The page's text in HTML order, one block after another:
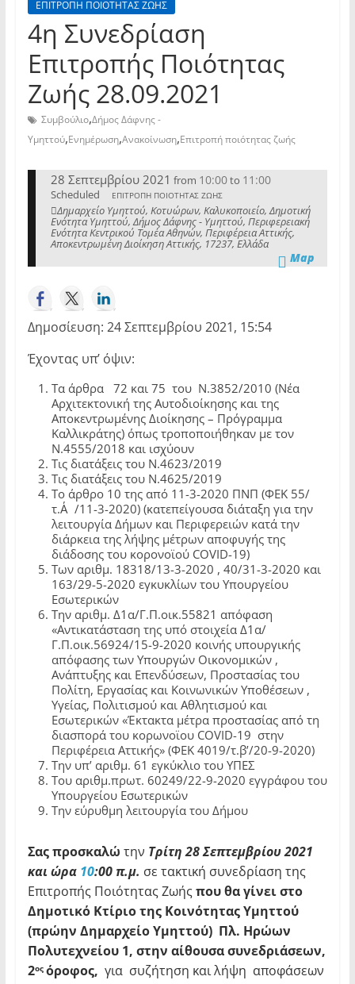
ΕΠΙΤΡΟΠΗ ΠΟΙΟΤΗΤΑΣ ΖΩΗΣ
4η Συνεδρίαση
Επιτροπής Ποιότητας
Ζωής 28.09.2021
Συμβούλιο,Δήμος Δάφνης -
Υμηττού,Ενημέρωση,Ανακοίνωση,Επιτροπή ποιότητας ζωής
28 Σεπτεμβρίου 2021 from 10:00to 11:00
Scheduled ΕΠΙΤΡΟΠΗ ΠΟΙΟΤΗΤΑΣ ΖΩΗΣ
Δημαρχείο Υμηττού, Κοτυώρων, Καλυκοποιείο, Δημοτική
Ενότητα Υμηττού, Δήμος Δάφνης - Υμηττού, Περιφερειακή
Ενότητα Κεντρικού Τομέα Αθηνών, Περιφέρεια Αττικής,
Αποκεντρωμένη Διοίκηση Αττικής, 17237, Ελλάδα
Map
Δημοσίευση: 24 Σεπτεμβρίου 2021, 15:54
Έχοντας υπ’ όψιν:
Τα άρθρα 72 και 75 του Ν.3852/2010 (Νέα
Αρχιτεκτονική της Αυτοδιοίκησης και της
Αποκεντρωμένης Διοίκησης – Πρόγραμμα
Καλλικράτης) όπως τροποποιήθηκαν με τον
Ν.4555/2018 και ισχύουν
Τις διατάξεις του Ν.4623/2019
Τις διατάξεις του Ν.4625/2019
Το άρθρο 10 της από 11-3-2020 ΠΝΠ (ΦΕΚ 55/
τ.Α΄/11-3-2020) (κατεπείγουσα διάταξη για την
λειτουργία Δήμων και Περιφερειών κατά την
διάρκεια της λήψης μέτρων αποφυγής της
διάδοσης του κορονοϊού COVID-19)
Των αριθμ. 18318/13-3-2020 , 40/31-3-2020 και
163/29-5-2020 εγκυκλίων του Υπουργείου
Εσωτερικών
Την αριθμ. Δ1α/Γ.Π.οικ.55821 απόφαση
«Αντικατάσταση της υπό στοιχεία Δ1α/
Γ.Π.οικ.56924/15-9-2020 κοινής υπουργικής
απόφασης των Υπουργών Οικονομικών ,
Ανάπτυξης και Επενδύσεων, Προστασίας του
Πολίτη, Εργασίας και Κοινωνικών Υποθέσεων ,
Υγείας, Πολιτισμού και Αθλητισμού και
Εσωτερικών «Έκτακτα μέτρα προστασίας από τη
διασπορά του κορωνοϊου COVID-19 στην
Περιφέρεια Αττικής» (ΦΕΚ 4019/τ.β’/20-9-2020)
Την υπ’ αριθμ. 61 εγκύκλιο του ΥΠΕΣ
Του αριθμ.πρωτ. 60249/22-9-2020 εγγράφου του
Υπουργείου Εσωτερικών
Την εύρυθμη λειτουργία του Δήμου
Σας προσκαλώ την Τρίτη 28 Σεπτεμβρίου 2021
και ώρα 10:00 π.μ. σε τακτική συνεδρίαση της
Επιτροπής Ποιότητας Ζωής που θα γίνει στο
Δημοτικό Κτίριο της Κοινότητας Υμηττού
(πρώην Δημαρχείο Υμηττού) Πλ. Ηρώων
Πολυτεχνείου 1, στην αίθουσα συνεδριάσεων,
2ος όροφος, για συζήτηση και λήψη αποφάσεων